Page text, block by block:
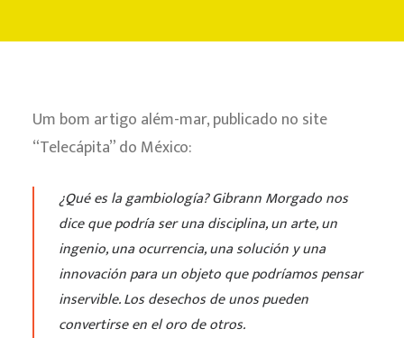
Um bom artigo além-mar, publicado no site
“Telecápita” do México:
¿Qué es la gambiología? Gibrann Morgado nos
dice que podría ser una disciplina, un arte, un
ingenio, una ocurrencia, una solución y una
innovación para un objeto que podríamos pensar
inservible. Los desechos de unos pueden
convertirse en el oro de otros.